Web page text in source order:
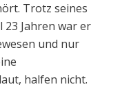
Trotz seines
Jahren war er
und nur
halfen nicht.